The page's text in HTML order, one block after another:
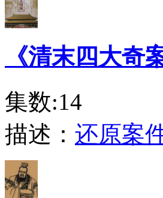
《清末四大奇
集数:14
描述： 还原案